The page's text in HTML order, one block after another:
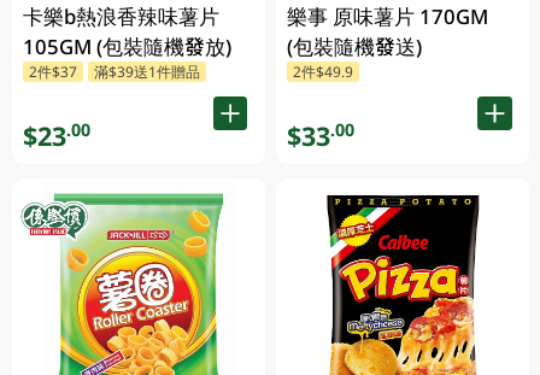
卡樂b熱浪香辣味薯片
105GM (包裝隨機發放)
2件$37 滿$39送1件贈品
$23.00
樂事 原味薯片 170GM
(包裝隨機發送)
2件$49.9
$33.00